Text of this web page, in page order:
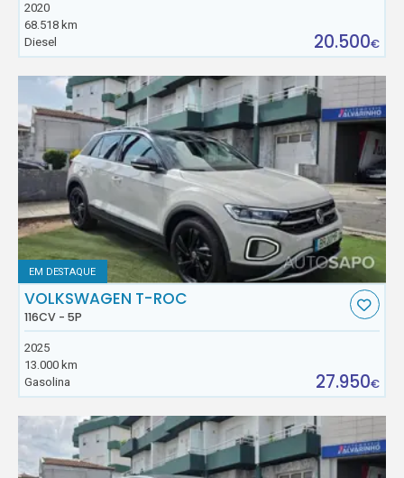
2020
68.518 km
Diesel
20.500€
EM DESTAQUE
VOLKSWAGEN T-ROC
116CV - 5P
2025
13.000 km
Gasolina
27.950€